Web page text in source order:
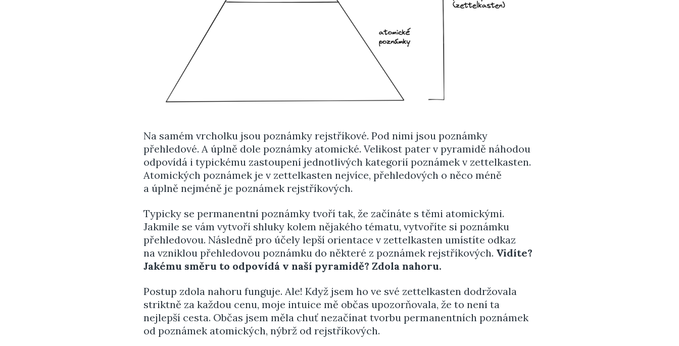
Na samém vrcholku jsou poznámky rejstříkové. Pod nimi jsou poznámky
přehledové. A úplně dole poznámky atomické. Velikost pater v pyramidě náhodou
odpovídá i typickému zastoupení jednotlivých kategorií poznámek v zettelkasten.
Atomických poznámek je v zettelkasten nejvíce, přehledových o něco méně
a úplně nejméně je poznámek rejstříkových.
Typicky se permanentní poznámky tvoří tak, že začínáte s těmi atomickými.
Jakmile se vám vytvoří shluky kolem nějakého tématu, vytvoříte si poznámku
přehledovou. Následně pro účely lepší orientace v zettelkasten umístíte odkaz
na vzniklou přehledovou poznámku do některé z poznámek rejstříkových. Vidíte?
Jakému směru to odpovídá v naší pyramidě? Zdola nahoru.
Postup zdola nahoru funguje. Ale! Když jsem ho ve své zettelkasten dodržovala
striktně za každou cenu, moje intuice mě občas upozorňovala, že to není ta
nejlepší cesta. Občas jsem měla chuť nezačínat tvorbu permanentních poznámek
od poznámek atomických, nýbrž od rejstříkových.